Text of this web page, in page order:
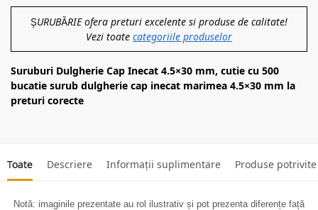
ȘURUBĂRIE ofera preturi excelente si produse de calitate!
Vezi toate categoriile produselor
Suruburi Dulgherie Cap Inecat 4.5×30 mm, cutie cu 500
bucatie surub dulgherie cap inecat marimea 4.5×30 mm la
preturi corecte
Toate Descriere Informații suplimentare Produse potrivite
Notă: imaginile prezentate au rol ilustrativ și pot prezenta diferențe față